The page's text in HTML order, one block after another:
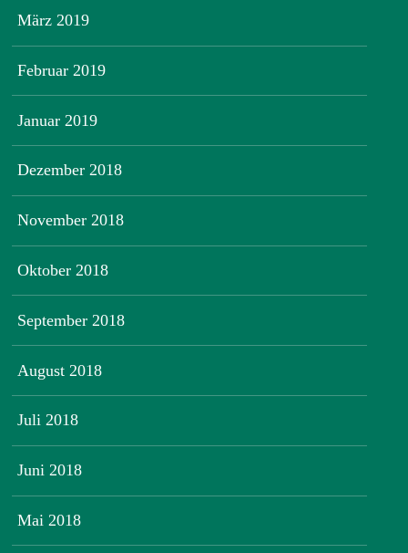
März 2019
Februar 2019
Januar 2019
Dezember 2018
November 2018
Oktober 2018
September 2018
August 2018
Juli 2018
Juni 2018
Mai 2018